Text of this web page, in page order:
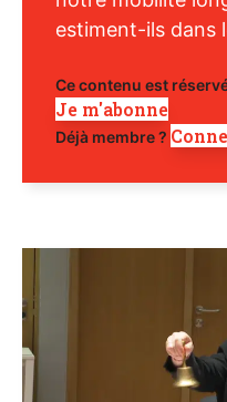
estiment-ils dans
Ce contenu est
Je m'abonne
Déjà membre ?